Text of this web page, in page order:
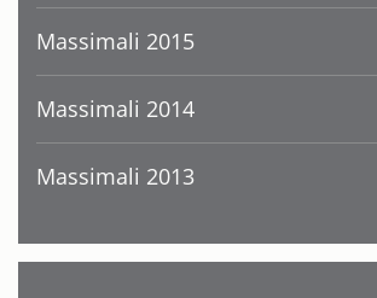
Massimali 2015
Massimali 2014
Massimali 2013